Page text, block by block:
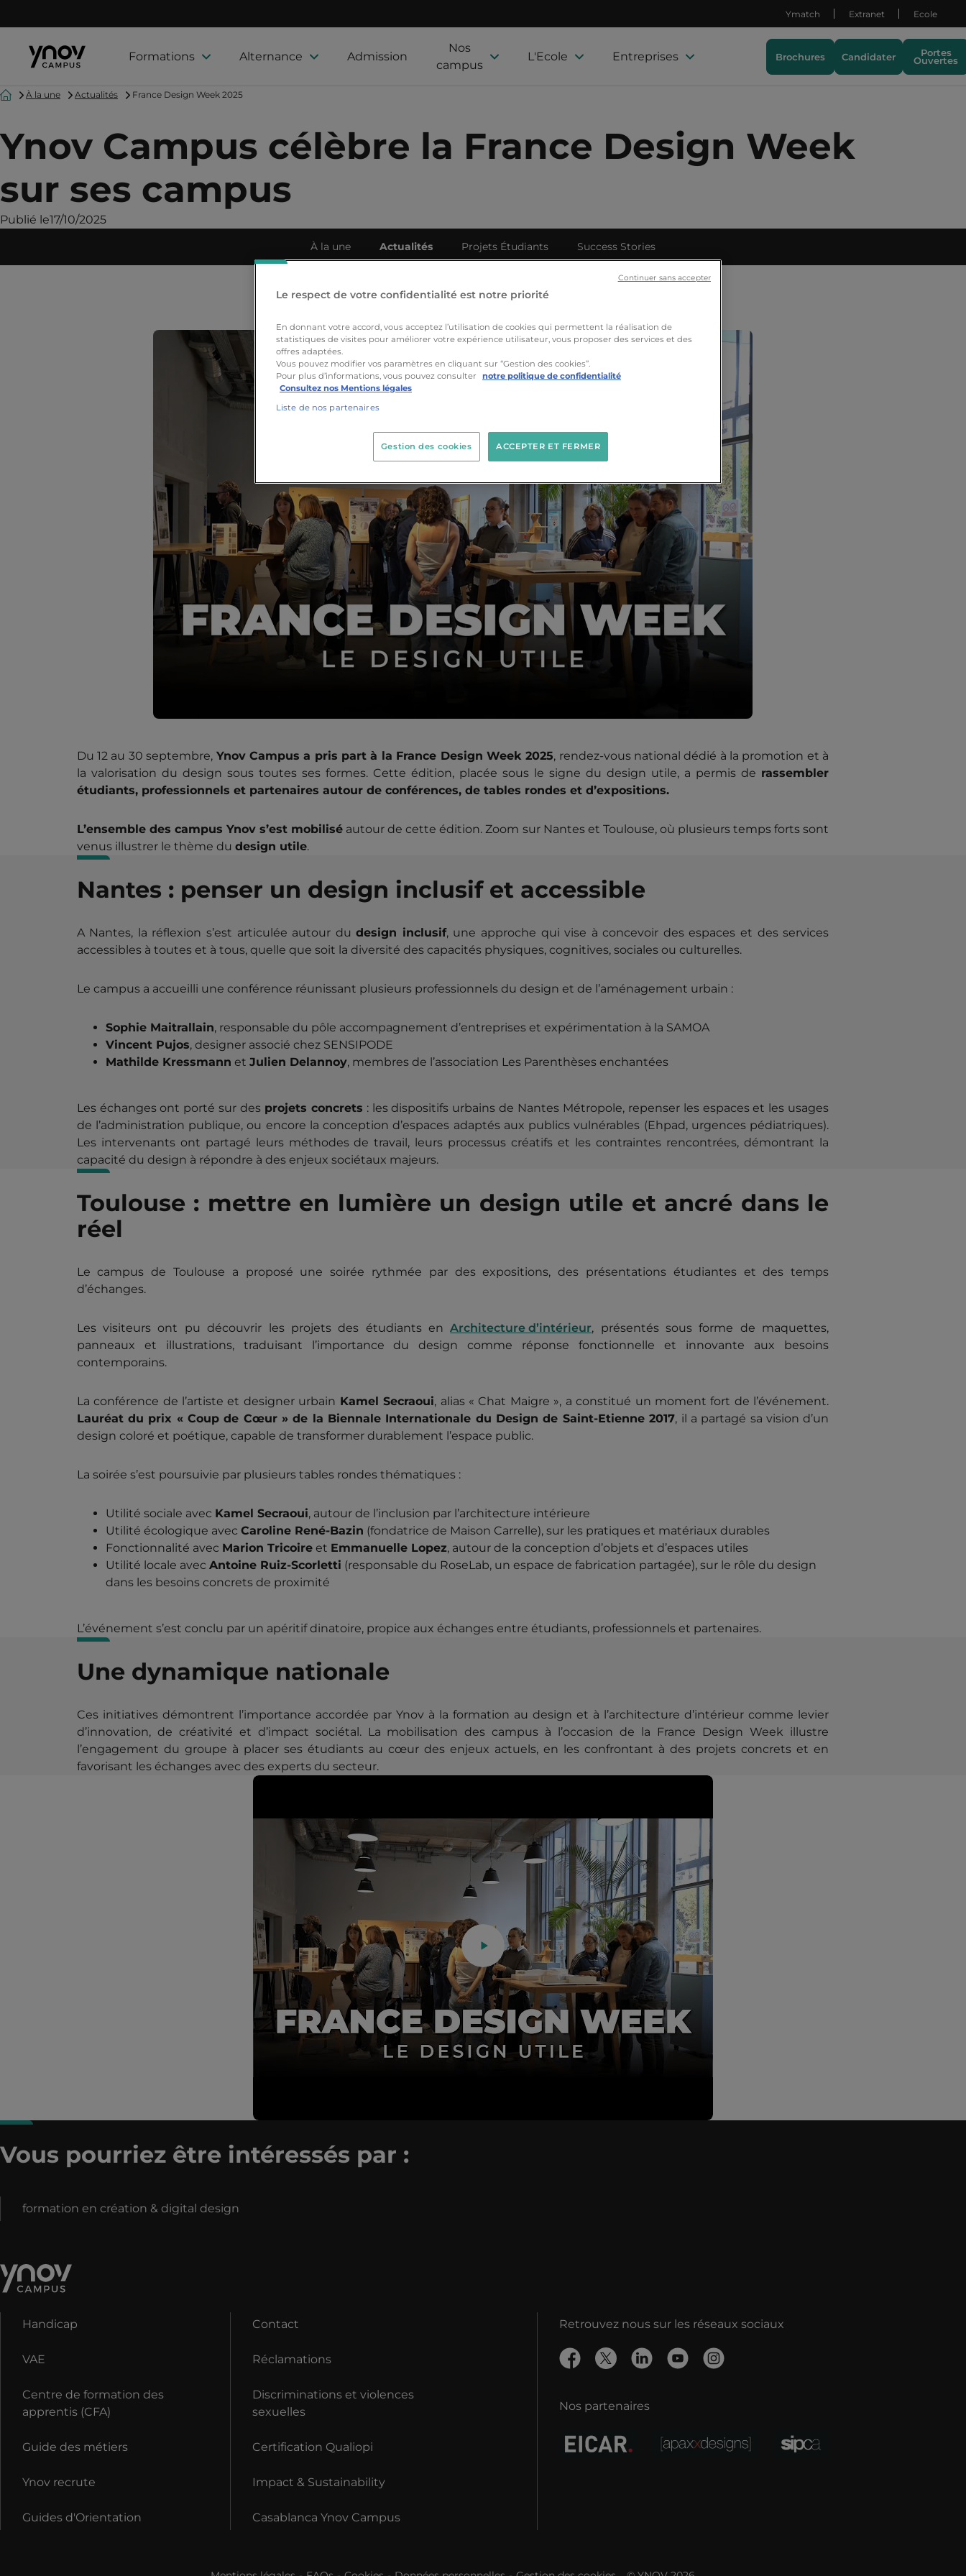
Formations Alternance Admission
Nos
campus
L'Ecole Entreprises
Ymatch Extranet Ecole
Brochures Candidater Portes
Ouvertes
AccueilÀ la une Actualités France Design Week 2025
Ynov Campus célèbre la France Design Week
sur ses campus
Publié le17/10/2025
À la une Actualités Projets Étudiants Success Stories
Du 12 au 30 septembre, Ynov Campus a pris part à la France Design Week 2025, rendez-vous national dédié à la promotion et à
la valorisation du design sous toutes ses formes. Cette édition, placée sous le signe du design utile, a permis de rassembler
étudiants, professionnels et partenaires autour de conférences, de tables rondes et d’expositions.
L’ensemble des campus Ynov s’est mobilisé autour de cette édition. Zoom sur Nantes et Toulouse, où plusieurs temps forts sont
venus illustrer le thème du design utile.
Nantes : penser un design inclusif et accessible
A Nantes, la réflexion s’est articulée autour dudesign inclusif, une approche qui vise à concevoir des espaces et des services
accessibles à toutes et à tous, quelle que soit la diversité des capacités physiques, cognitives, sociales ou culturelles.
Le campus a accueilli une conférence réunissant plusieurs professionnels du design et de l’aménagement urbain :
Sophie Maitrallain, responsable du pôle accompagnement d’entreprises et expérimentation à la SAMOA
Vincent Pujos, designer associé chez SENSIPODE
Mathilde Kressmann et Julien Delannoy, membres de l’association Les Parenthèses enchantées
Les échanges ont porté sur des projets concrets : les dispositifs urbains de Nantes Métropole, repenser les espaces et les usages
de l’administration publique, ou encore la conception d’espaces adaptés aux publics vulnérables (Ehpad, urgences pédiatriques).
Les intervenants ont partagé leurs méthodes de travail, leurs processus créatifs et les contraintes rencontrées, démontrant la
capacité du design à répondre à des enjeux sociétaux majeurs.
Toulouse : mettre en lumière un design utile et ancré dans le
réel
Le campus de Toulouse a proposé une soirée rythmée par des expositions, des présentations étudiantes et des temps
d’échanges.
Les visiteurs ont pu découvrir les projets des étudiants enArchitecture d’intérieur, présentés sous forme de maquettes,
panneaux et illustrations, traduisant l’importance du design comme réponse fonctionnelle et innovante aux besoins
contemporains.
La conférence de l’artiste et designer urbain Kamel Secraoui, alias « Chat Maigre », a constitué un moment fort de l’événement.
Lauréat du prix « Coup de Cœur » de la Biennale Internationale du Design de Saint-Etienne 2017, il a partagé sa vision d’un
design coloré et poétique, capable de transformer durablement l’espace public.
La soirée s’est poursuivie par plusieurs tables rondes thématiques :
Utilité sociale avec Kamel Secraoui, autour de l’inclusion par l’architecture intérieure
Utilité écologique avec Caroline René-Bazin (fondatrice de Maison Carrelle), sur les pratiques et matériaux durables
Fonctionnalité avec Marion Tricoireet Emmanuelle Lopez, autour de la conception d’objets et d’espaces utiles
Utilité locale avec Antoine Ruiz-Scorletti (responsable du RoseLab, un espace de fabrication partagée), sur le rôle du design
dans les besoins concrets de proximité
L’événement s’est conclu par un apéritif dinatoire, propice aux échanges entre étudiants, professionnels et partenaires.
Une dynamique nationale
Ces initiatives démontrent l’importance accordée par Ynov à la formation au design et à l’architecture d’intérieur comme levier
d’innovation, de créativité et d’impact sociétal. La mobilisation des campus à l’occasion de la France Design Week illustre
l’engagement du groupe à placer ses étudiants au cœur des enjeux actuels, en les confrontant à des projets concrets et en
favorisant les échanges avec des experts du secteur.
Vous pourriez être intéressés par :
formation en création & digital design
Handicap
VAE
Centre de formation des
apprentis (CFA)
Guide des métiers
Ynov recrute
Guides d'Orientation
Contact
Réclamations
Discriminations et violences
sexuelles
Certification Qualiopi
Impact & Sustainability
Casablanca Ynov Campus
Retrouvez nous sur les réseaux sociaux
Nos partenaires
Le respect de votre confidentialité est notre priorité
En donnant votre accord, vous acceptez l’utilisation de cookies qui permettent la réalisation de
statistiques de visites pour améliorer votre expérience utilisateur, vous proposer des services et des
offres adaptées.
Vous pouvez modifier vos paramètres en cliquant sur “Gestion des cookies”.
Pour plus d’informations, vous pouvez consulter
notre politique de confidentialité
Consultez nos Mentions légales
Liste de nos partenaires
ACCEPTER ET FERMER
Gestion des cookies
Continuer sans accepter